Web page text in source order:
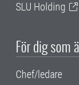
SLU Holding
För dig som
Chef/ledare